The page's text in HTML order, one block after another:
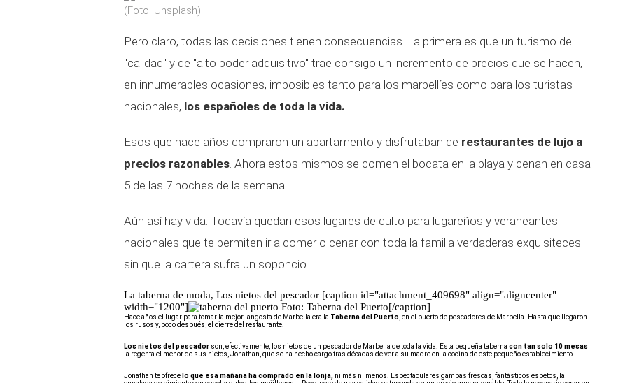
(Foto: Unsplash)
Pero claro, todas las decisiones tienen consecuencias. La primera es que un turismo de
"calidad" y de "alto poder adquisitivo" trae consigo un incremento de precios que se hacen,
en innumerables ocasiones, imposibles tanto para los marbellíes como para los turistas
nacionales, los españoles de toda la vida.
Esos que hace años compraron un apartamento y disfrutaban de restaurantes de lujo a
precios razonables. Ahora estos mismos se comen el bocata en la playa y cenan en casa
5 de las 7 noches de la semana.
Aún así hay vida. Todavía quedan esos lugares de culto para lugareños y veraneantes
nacionales que te permiten ir a comer o cenar con toda la familia verdaderas exquisiteces
sin que la cartera sufra un soponcio.
La taberna de moda, Los nietos del pescador [caption id="attachment_409698" align="aligncenter"
width="1200"]
Foto: Taberna del Puerto[/caption]
Hace años el lugar para tomar la mejor langosta de Marbella era la Taberna del Puerto , en el puerto de pescadores de Marbella. Hasta que llegaron
los rusos y, poco después, el cierre del restaurante.
Los nietos del pescador son, efectivamente, los nietos de un pescador de Marbella de toda la vida. Esta pequeña taberna con tan solo 10 mesas
la regenta el menor de sus nietos, Jonathan, que se ha hecho cargo tras décadas de ver a su madre en la cocina de este pequeño establecimiento.
Jonathan te ofrece lo que esa mañana ha comprado en la lonja, ni más ni menos. Espectaculares gambas frescas, fantásticos espetos, la